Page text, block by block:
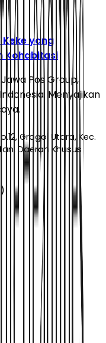
Keke yang
Kohabitasi
Pos Group,
Menyajikan
Grogol Utara, Kec.
Daerah Khusus